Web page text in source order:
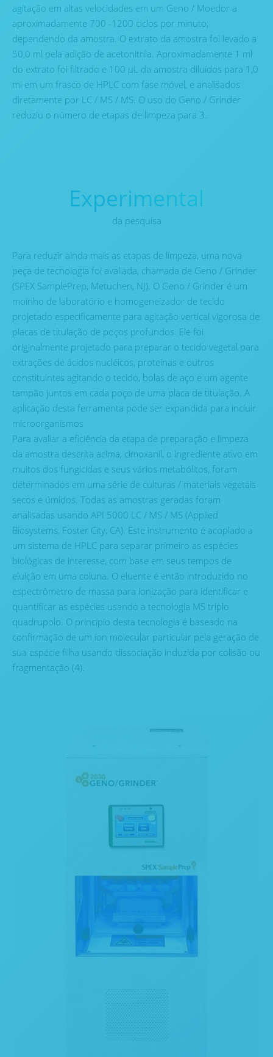
agitação em altas velocidades em um Geno / Moedor a
aproximadamente 700 -1200 ciclos por minuto,
dependendo da amostra. O extrato da amostra foi levado a
50,0 ml pela adição de acetonitrila. Aproximadamente 1 ml
do extrato foi filtrado e 100 µL da amostra diluídos para 1,0
ml em um frasco de HPLC com fase móvel, e analisados ​​
diretamente por LC / MS / MS. O uso do Geno / Grinder
reduziu o número de etapas de limpeza para 3.
Experimental
da pesquisa
Para reduzir ainda mais as etapas de limpeza, uma nova
peça de tecnologia foi avaliada, chamada de Geno / Grinder
(SPEX SamplePrep, Metuchen, NJ). O Geno / Grinder é um
moinho de laboratório e homogeneizador de tecido
projetado especificamente para agitação vertical vigorosa de
placas de titulação de poços profundos. Ele foi
originalmente projetado para preparar o tecido vegetal para
extrações de ácidos nucléicos, proteínas e outros
constituintes agitando o tecido, bolas de aço e um agente
tampão juntos em cada poço de uma placa de titulação. A
aplicação desta ferramenta pode ser expandida para incluir
microorganismos
Para avaliar a eficiência da etapa de preparação e limpeza
da amostra descrita acima, cimoxanil, o ingrediente ativo em
muitos dos fungicidas e seus vários metabólitos, foram
determinados em uma série de culturas / materiais vegetais
secos e úmidos. Todas as amostras geradas foram
analisadas usando API 5000 LC / MS / MS (Applied
Biosystems, Foster City, CA). Este instrumento é acoplado a
um sistema de HPLC para separar primeiro as espécies
biológicas de interesse, com base em seus tempos de
eluição em uma coluna. O eluente é então introduzido no
espectrômetro de massa para ionização para identificar e
quantificar as espécies usando a tecnologia MS triplo
quadrupolo. O princípio desta tecnologia é baseado na
confirmação de um íon molecular particular pela geração de
sua espécie filha usando dissociação induzida por colisão ou
fragmentação (4).